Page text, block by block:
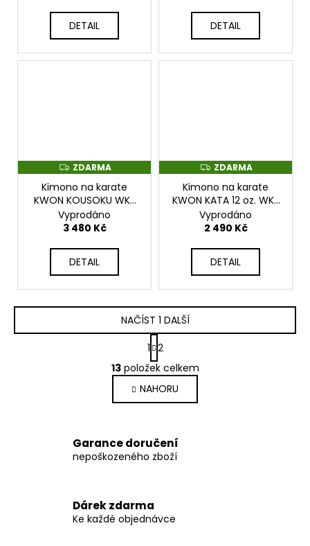
DETAIL DETAIL
Z
D
A
R
M
A
ZDARMA
Kimono na karate
KWON KOUSOKU WKF
bílé - kw1106
Vyprodáno
3 480 Kč
DETAIL
Z
D
A
R
M
A
ZDARMA
Kimono na karate
KWON KATA 12 oz. WKF
bílé - kw11131
Vyprodáno
2 490 Kč
DETAIL
O
v
l
á
a
c
v
NAČÍST 1 DALŠÍ
S
t
r
á
n
k
á
n
1 2
13položek celkem
NAHORU
Garance doručení
nepoškozeného zboží
Dárek zdarma
Ke každé objednávce